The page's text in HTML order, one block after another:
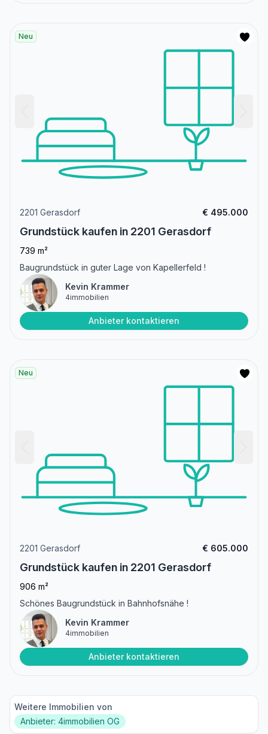
Neu
2201 Gerasdorf € 495.000
Grundstück kaufen in 2201 Gerasdorf
739 m²
Baugrundstück in guter Lage von Kapellerfeld !
Kevin Krammer
4immobilien
Anbieter kontaktieren
Neu
2201 Gerasdorf € 605.000
Grundstück kaufen in 2201 Gerasdorf
906 m²
Schönes Baugrundstück in Bahnhofsnähe !
Kevin Krammer
4immobilien
Anbieter kontaktieren
Weitere Immobilien von
Anbieter: 4immobilien OG